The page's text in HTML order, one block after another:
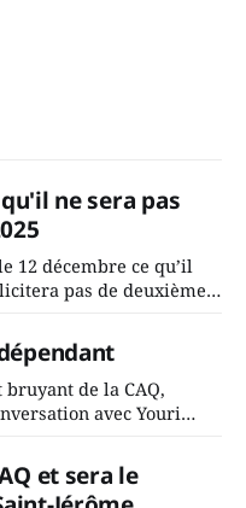
ne sera pas
12 décembre ce qu’il
pas de deuxième
Bourcier en a
employés de la ville,
souper
de la CAQ,
avec Youri
décision. Y songeait-il
indépendant dans 2
exemple les
et sera le